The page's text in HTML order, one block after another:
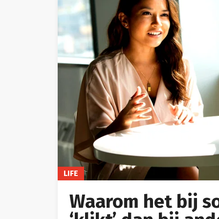
LIFE
Waarom het bij